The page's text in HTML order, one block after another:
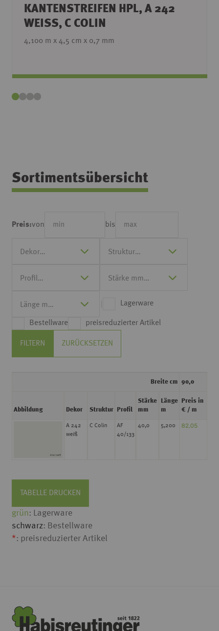
KANTENSTREIFEN HPL, A 242
WEISS, C COLIN
4,100 m x 4,5 cm x 0,7 mm
Sortimentsübersicht
Preis:von bis
Lagerware
Bestellware preisreduzierter Artikel
FILTERN ZURÜCKSETZEN
A 242
weiß
C Colin
AF
40/133
40,0 5,200 82,05
Breite cm 90,0
Abbildung Dekor Struktur Profil
Stärke
mm
Länge
m
Preis in
€ / m
TABELLE DRUCKEN
grün: Lagerware
schwarz: Bestellware
*: preisreduzierter Artikel